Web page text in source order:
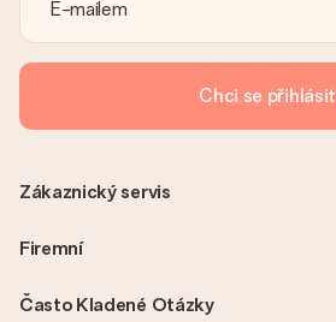
vždy v potvrzovacím e-mailu a vždy ji
MySurprise. To znamená, že můžete
příjemci, což je opravdovým
Chci se
Často Kladené Otázky
Zákaznický servis
Firemní